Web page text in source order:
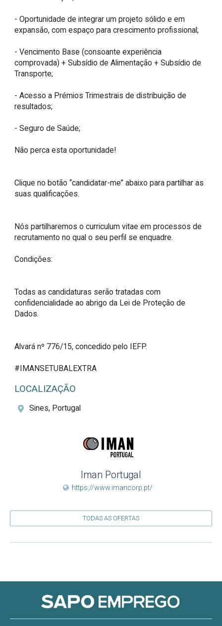
- Oportunidade de integrar um projeto sólido e em
expansão, com espaço para crescimento profissional;
- Vencimento Base (consoante experiência
comprovada) + Subsídio de Alimentação + Subsídio de
Transporte;
- Acesso a Prémios Trimestrais de distribuição de
resultados;
- Seguro de Saúde;
Não perca esta oportunidade!
Clique no botão “candidatar-me” abaixo para partilhar as
suas qualificações.
Nós partilharemos o curriculum vitae em processos de
recrutamento no qual o seu perfil se enquadre.
Condições:
Todas as candidaturas serão tratadas com
confidencialidade ao abrigo da Lei de Proteção de
Dados.
Alvará nº 776/15, concedido pelo IEFP.
#IMANSETUBALEXTRA
LOCALIZAÇÃO
Sines, Portugal
Iman Portugal
https://www.imancorp.pt/
TODAS AS OFERTAS